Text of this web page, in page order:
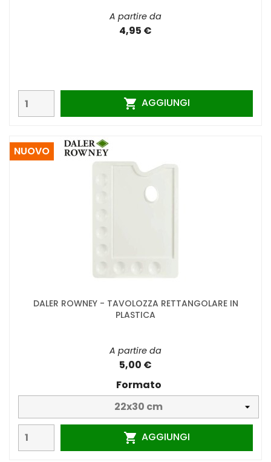
A partire da
4,95 €
 AGGIUNGI
DALER ROWNEY - TAVOLOZZA RETTANGOLARE IN
PLASTICA
A partire da
5,00 €
Formato
 AGGIUNGI
NUOVO